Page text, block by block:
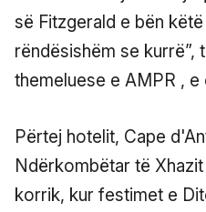
së Fitzgerald e bën
rëndësishëm se kurrë”,
themeluese e AMPR ,
Përtej hotelit, Cape
Ndërkombëtar të
korrik, kur festimet e